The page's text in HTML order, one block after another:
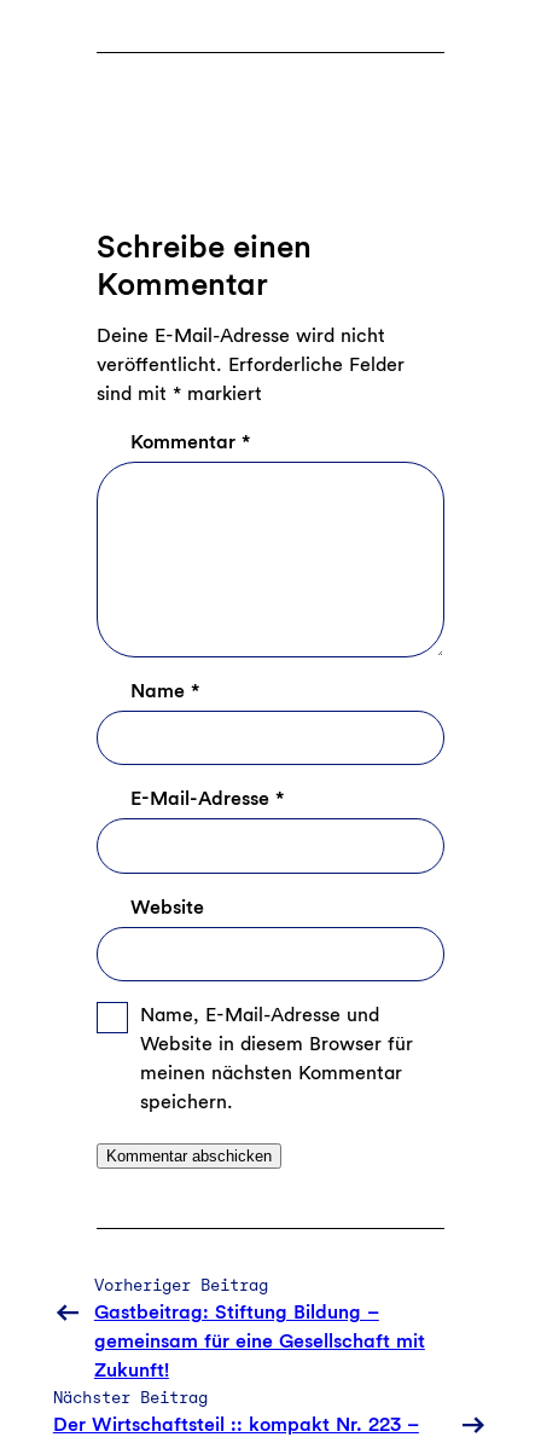
Schreibe einen
Kommentar
Deine E-Mail-Adresse wird nicht
veröffentlicht. Erforderliche Felder
sind mit *markiert
Kommentar *
Name *
E-Mail-Adresse *
Website
Name, E-Mail-Adresse und
Website in diesem Browser für
meinen nächsten Kommentar
speichern.
Vorheriger Beitrag
Gastbeitrag: Stiftung Bildung –
gemeinsam für eine Gesellschaft mit
Zukunft!
Nächster Beitrag
Der Wirtschaftsteil :: kompakt Nr. 223 –